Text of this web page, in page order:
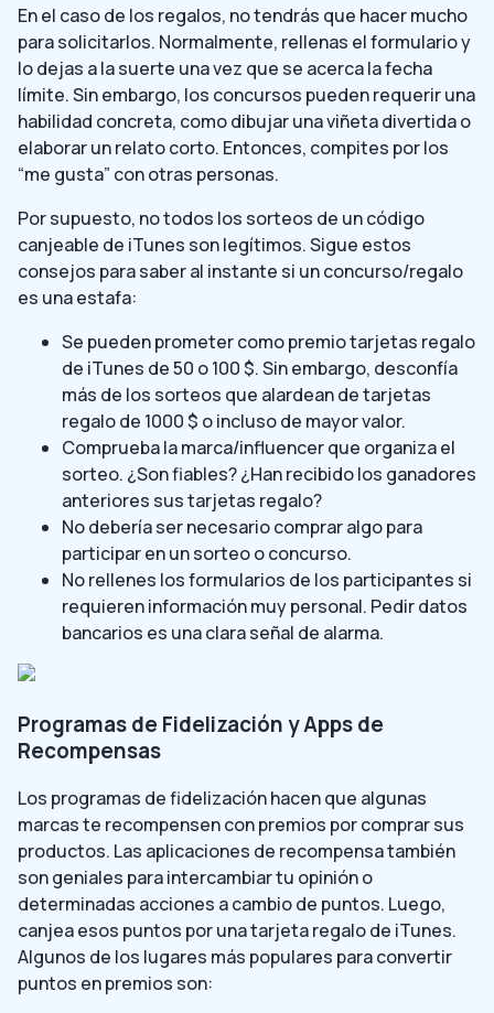
En el caso de los regalos, no tendrás que hacer mucho
para solicitarlos. Normalmente, rellenas el formulario y
lo dejas a la suerte una vez que se acerca la fecha
límite. Sin embargo, los concursos pueden requerir una
habilidad concreta, como dibujar una viñeta divertida o
elaborar un relato corto. Entonces, compites por los
“me gusta” con otras personas.
Por supuesto, no todos los sorteos de un código
canjeable de iTunes son legítimos. Sigue estos
consejos para saber al instante si un concurso/regalo
es una estafa:
Se pueden prometer como premio tarjetas regalo
de iTunes de 50 o 100 $. Sin embargo, desconfía
más de los sorteos que alardean de tarjetas
regalo de 1000 $ o incluso de mayor valor.
Comprueba la marca/influencer que organiza el
sorteo. ¿Son fiables? ¿Han recibido los ganadores
anteriores sus tarjetas regalo?
No debería ser necesario comprar algo para
participar en un sorteo o concurso.
No rellenes los formularios de los participantes si
requieren información muy personal. Pedir datos
bancarios es una clara señal de alarma.
Programas de Fidelización y Apps de
Recompensas
Los programas de fidelización hacen que algunas
marcas te recompensen con premios por comprar sus
productos. Las aplicaciones de recompensa también
son geniales para intercambiar tu opinión o
determinadas acciones a cambio de puntos. Luego,
canjea esos puntos por una tarjeta regalo de iTunes.
Algunos de los lugares más populares para convertir
puntos en premios son: